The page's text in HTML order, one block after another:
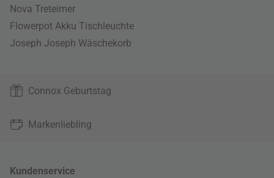
Nova Treteimer
Flowerpot Akku Tischleuchte
Joseph Joseph Wäschekorb
Connox Geburtstag
Markenliebling
Kundenservice